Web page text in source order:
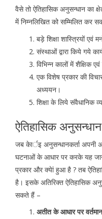
वैसे तो ऐतिहासिक अनुसन्धान का
में निम्नलिखित को सम्मिलित कर
बड़े शिक्षा शास्त्रियों एवं
संस्थाओं द्वारा किये गये
विभिन्न कालों में शैक्षिक
एक विशेष प्रकार की
अध्ययन।
शिक्षा के लिये संवैधानिक
ऐतिहासिक
जब केार्इ अनुसन्धानकर्ता अपनी
घटनाओं के आधार पर करके यह
प्रकार और क्येां हुआ है ? तब
है। इसके अतिरिक्त ऐतिहासिक
सकते हैं –
अतीत के आधार पर